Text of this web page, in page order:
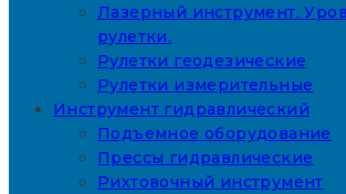
Лазерный инструмент.
рулетки.
Рулетки геодезические
Рулетки измерительные
Инструмент гидравлический
Подъемное оборудование
Прессы гидравлические
Рихтовочный инструмент